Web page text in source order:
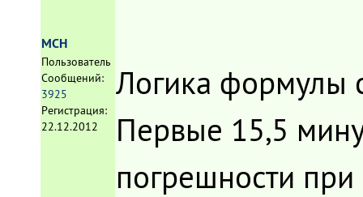
MCH
Пользователь
Сообщений:
3925
Регистрация:
22.12.2012
Логика формулы
Первые 15,5
погрешности при